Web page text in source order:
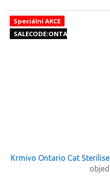
Speciální AKCE
SALECODE:ONTAR10:10:%
Krmivo Ontario Cat